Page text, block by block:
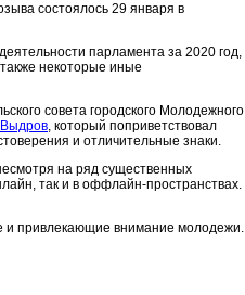
состоялось 29 января в
парламента за 2020 год,
некоторые иные
совета городского Молодежного
, который поприветствовал
и отличительные знаки.
на ряд существенных
так и в оффлайн-пространствах.
и привлекающие внимание молодежи.